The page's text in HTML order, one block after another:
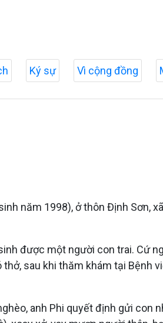
Ký sự Vì cộng đồng
năm 1998), ở thôn Định Sơn,
được một người con trai. Cứ
sau khi thăm khám tại Bệnh
anh Phi quyết định gửi con